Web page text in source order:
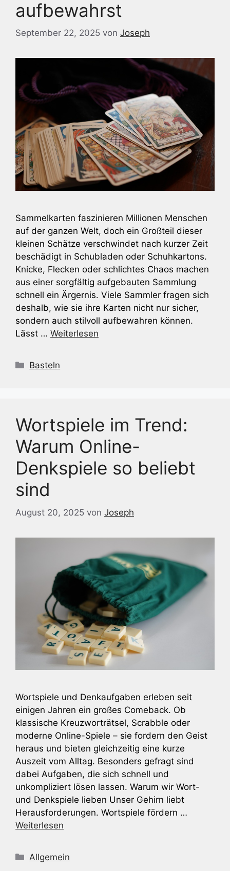
aufbewahrst
September 22, 2025 von Joseph
Sammelkarten faszinieren Millionen Menschen
auf der ganzen Welt, doch ein Großteil dieser
kleinen Schätze verschwindet nach kurzer Zeit
beschädigt in Schubladen oder Schuhkartons.
Knicke, Flecken oder schlichtes Chaos machen
aus einer sorgfältig aufgebauten Sammlung
schnell ein Ärgernis. Viele Sammler fragen sich
deshalb, wie sie ihre Karten nicht nur sicher,
sondern auch stilvoll aufbewahren können.
Lässt … Weiterlesen
Kategorien
Basteln
Wortspiele im Trend:
Warum Online-
Denkspiele so beliebt
sind
August 20, 2025 von Joseph
Wortspiele und Denkaufgaben erleben seit
einigen Jahren ein großes Comeback. Ob
klassische Kreuzworträtsel, Scrabble oder
moderne Online-Spiele – sie fordern den Geist
heraus und bieten gleichzeitig eine kurze
Auszeit vom Alltag. Besonders gefragt sind
dabei Aufgaben, die sich schnell und
unkompliziert lösen lassen. Warum wir Wort-
und Denkspiele lieben Unser Gehirn liebt
Herausforderungen. Wortspiele fördern …
Weiterlesen
Kategorien
Allgemein